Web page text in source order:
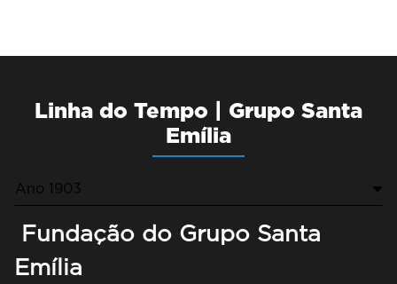
Linha do Tempo | Grupo Santa
Emília
Ano 1903
Fundação do Grupo Santa
Emília